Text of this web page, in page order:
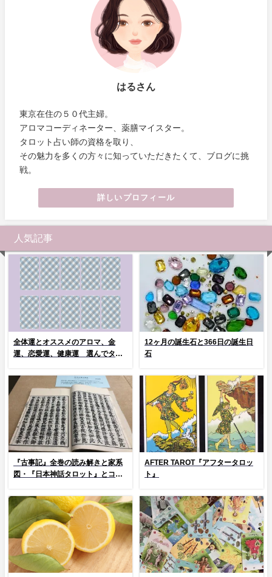
はるさん
東京在住の５０代主婦。
アロマコーディネーター、薬膳マイスター。
タロット占い師の資格を取り、
その魅力を多くの方々に知っていただきたくて、ブログに挑
戦。
詳しいプロフィール
人気記事
全体運とオススメのアロマ、金
運、恋愛運、健康運 選んでタッ
12ヶ月の誕生石と366日の誕生日
石
『古事記』全巻の読み解きと家系
図・『日本神話タロット』とコラ
AFTER TAROT『アフタータロッ
ト』